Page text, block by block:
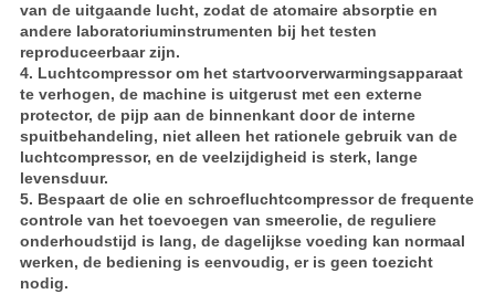
van de uitgaande lucht, zodat de atomaire absorptie en
andere laboratoriuminstrumenten bij het testen
reproduceerbaar zijn.
4. Luchtcompressor om het startvoorverwarmingsapparaat
te verhogen, de machine is uitgerust met een externe
protector, de pijp aan de binnenkant door de interne
spuitbehandeling, niet alleen het rationele gebruik van de
luchtcompressor, en de veelzijdigheid is sterk, lange
levensduur.
5. Bespaart de olie en schroefluchtcompressor de frequente
controle van het toevoegen van smeerolie, de reguliere
onderhoudstijd is lang, de dagelijkse voeding kan normaal
werken, de bediening is eenvoudig, er is geen toezicht
nodig.